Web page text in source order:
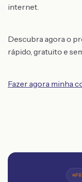
internet.
Descubra agora o
rápido, gratuito e
Fazer agora minha